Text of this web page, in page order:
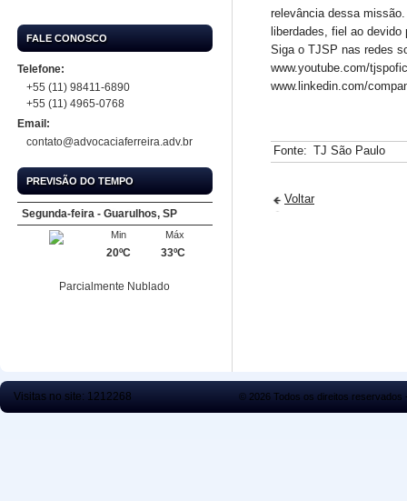
FALE CONOSCO
Telefone:
+55 (11) 98411-6890
+55 (11) 4965-0768
Email:
contato@advocaciaferreira.adv.br
PREVISÃO DO TEMPO
Segunda-feira - São Paulo, SP
Máx
33ºC
Min
22ºC
Parcialmente Nublado
Segunda-feira - Guarulhos, SP
Máx
33ºC
Min
20ºC
Parcialmente Nublado
relevância dessa
liberdades, fiel ao
Siga o TJSP nas redes
www.youtube.com/
www.linkedin.com/
Fonte: TJ São Paulo
Voltar
Visitas no site: 1212268 © 2026 Todos os direitos reservados